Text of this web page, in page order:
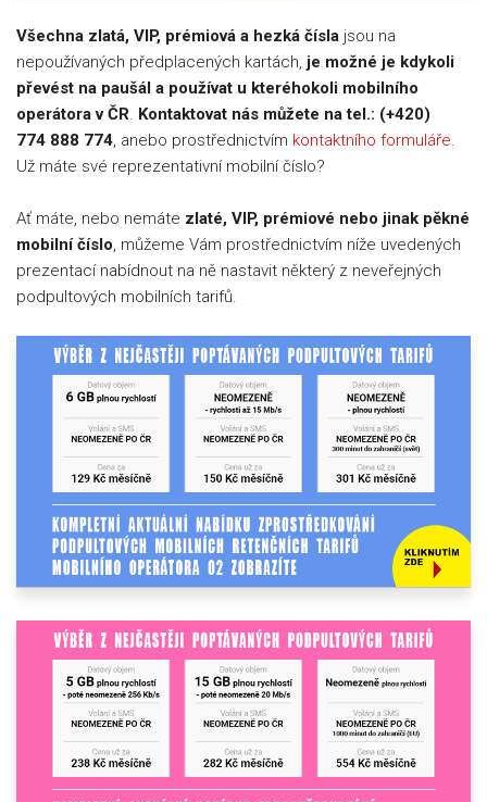
Všechna zlatá, VIP, prémiová a hezká čísla jsou na
nepoužívaných předplacených kartách, je možné je kdykoli
převést na paušál a používat u kteréhokoli mobilního
operátora v ČR. Kontaktovat nás můžete na tel.: (+420)
774 888 774, anebo prostřednictvím kontaktního formuláře.
Už máte své reprezentativní mobilní číslo?
Ať máte, nebo nemáte zlaté, VIP, prémiové nebo jinak pěkné
mobilní číslo, můžeme Vám prostřednictvím níže uvedených
prezentací nabídnout na ně nastavit některý z neveřejných
podpultových mobilních tarifů.